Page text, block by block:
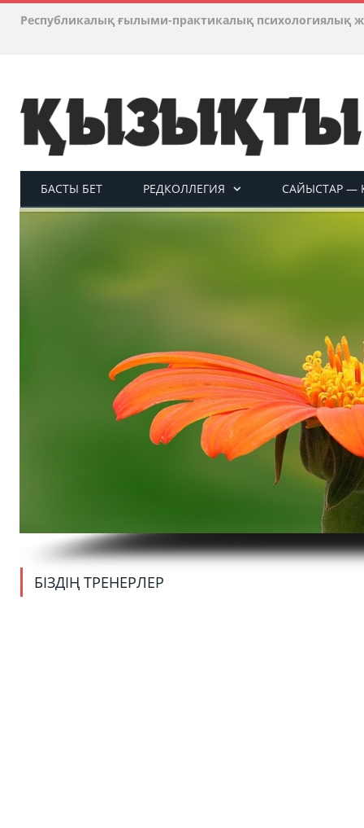
Республикалық ғылыми-практикалық психологиялық
БАСТЫ БЕТ РЕДКОЛЛЕГИЯ САЙЫСТАР —
БІЗДІҢ ТРЕНЕРЛЕР